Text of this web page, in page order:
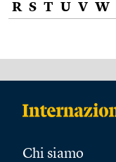
R S T U V W
Chi siamo